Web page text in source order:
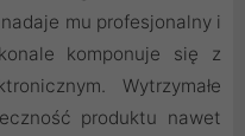
mu profesjonalny i
komponuje się z
Wytrzymałe
produktu nawet